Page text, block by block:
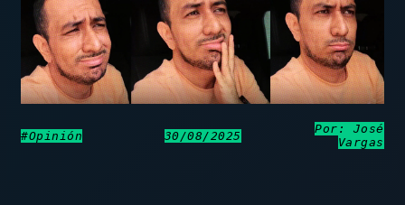
#Opinión 30/08/2025
Por: José
Vargas